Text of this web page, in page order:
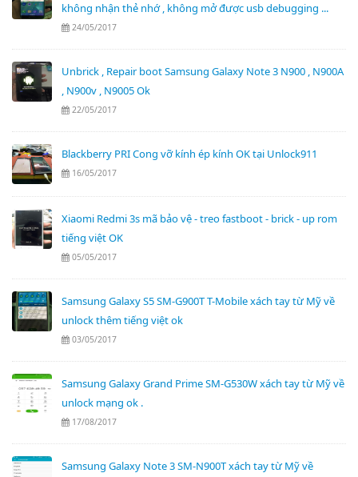
không nhận thẻ nhớ , không mở được usb debugging ...
24/05/2017
Unbrick , Repair boot Samsung Galaxy Note 3 N900 , N900A
, N900v , N9005 Ok
22/05/2017
Blackberry PRI Cong vỡ kính ép kính OK tại Unlock911
16/05/2017
Xiaomi Redmi 3s mã bảo vệ - treo fastboot - brick - up rom
tiếng việt OK
05/05/2017
Samsung Galaxy S5 SM-G900T T-Mobile xách tay từ Mỹ về
unlock thêm tiếng việt ok
03/05/2017
Samsung Galaxy Grand Prime SM-G530W xách tay từ Mỹ về
unlock mạng ok .
17/08/2017
Samsung Galaxy Note 3 SM-N900T xách tay từ Mỹ về